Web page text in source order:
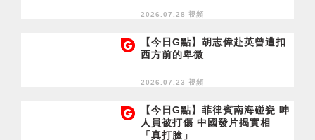
2026.07.28 視頻
【今日G點】胡志偉赴英曾遭扣
西方前的卑微
2026.07.23 視頻
【今日G點】菲律賓南海碰瓷 呻
人員被打傷 中國發片揭實相
「真打臉」